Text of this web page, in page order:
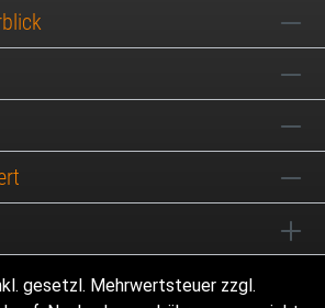
gesetzl. Mehrwertsteuer zzgl.